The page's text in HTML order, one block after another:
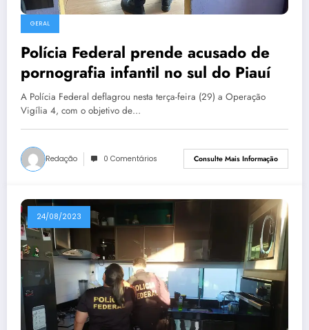
GERAL
Polícia Federal prende acusado de
pornografia infantil no sul do Piauí
A Polícia Federal deflagrou nesta terça-feira (29) a Operação
Vigília 4, com o objetivo de…
Redação 0 Comentários Consulte Mais Informação
24/08/2023